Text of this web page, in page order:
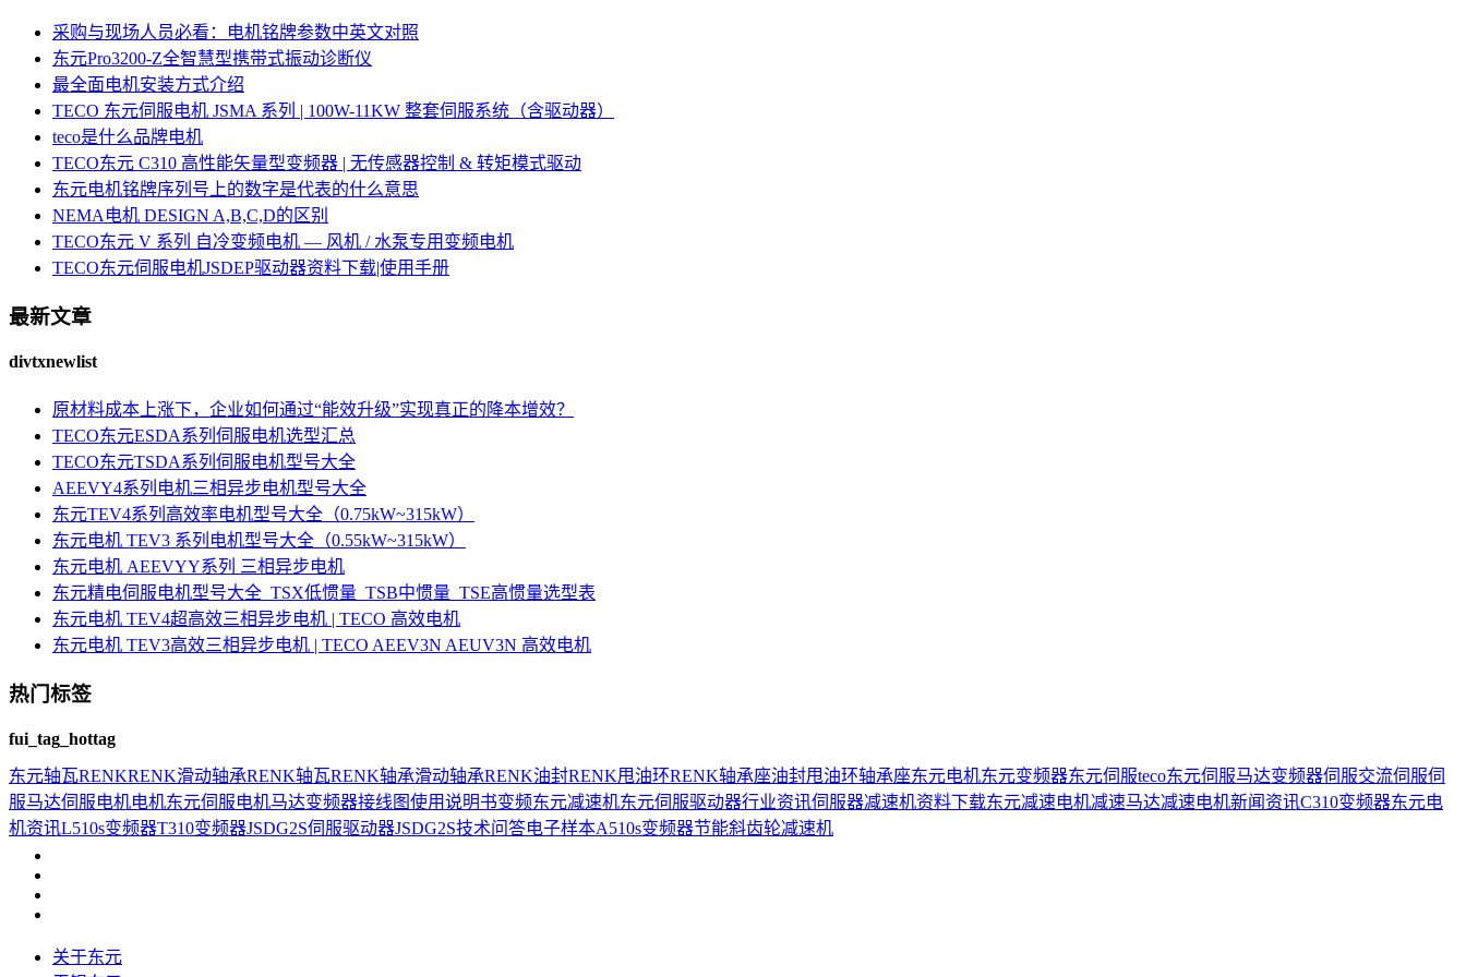
采购与现场人员必看：电机铭牌参数中英文对照
东元Pro3200-Z全智慧型携带式振动诊断仪
最全面电机安装方式介绍
TECO 东元伺服电机 JSMA 系列 | 100W-11KW 整套伺服系统（含驱动器）
teco是什么品牌电机
TECO东元 C310 高性能矢量型变频器 | 无传感器控制 & 转矩模式驱动
东元电机铭牌序列号上的数字是代表的什么意思
NEMA电机 DESIGN A,B,C,D的区别
TECO东元 V 系列 自冷变频电机 — 风机 / 水泵专用变频电机
TECO东元伺服电机JSDEP驱动器资料下载|使用手册
最新文章
divtxnewlist
原材料成本上涨下，企业如何通过“能效升级”实现真正的降本增效？
TECO东元ESDA系列伺服电机选型汇总
TECO东元TSDA系列伺服电机型号大全
AEEVY4系列电机三相异步电机型号大全
东元TEV4系列高效率电机型号大全（0.75kW~315kW）
东元电机 TEV3 系列电机型号大全（0.55kW~315kW）
东元电机 AEEVYY系列 三相异步电机
东元精电伺服电机型号大全_TSX低惯量_TSB中惯量_TSE高惯量选型表
东元电机 TEV4超高效三相异步电机 | TECO 高效电机
东元电机 TEV3高效三相异步电机 | TECO AEEV3N AEUV3N 高效电机
热门标签
fui_tag_hottag
东元轴瓦RENKRENK滑动轴承RENK轴瓦RENK轴承滑动轴承RENK油封RENK甩油环RENK轴承座油封甩油环轴承座东元电机东元变频器东元伺服teco东元伺服马达变频器伺服交流伺服伺
服马达伺服电机电机东元伺服电机马达变频器接线图使用说明书变频东元减速机东元伺服驱动器行业资讯伺服器减速机资料下载东元减速电机减速马达减速电机新闻资讯C310变频器东元电
机资讯L510s变频器T310变频器JSDG2S伺服驱动器JSDG2S技术问答电子样本A510s变频器节能斜齿轮减速机
关于东元